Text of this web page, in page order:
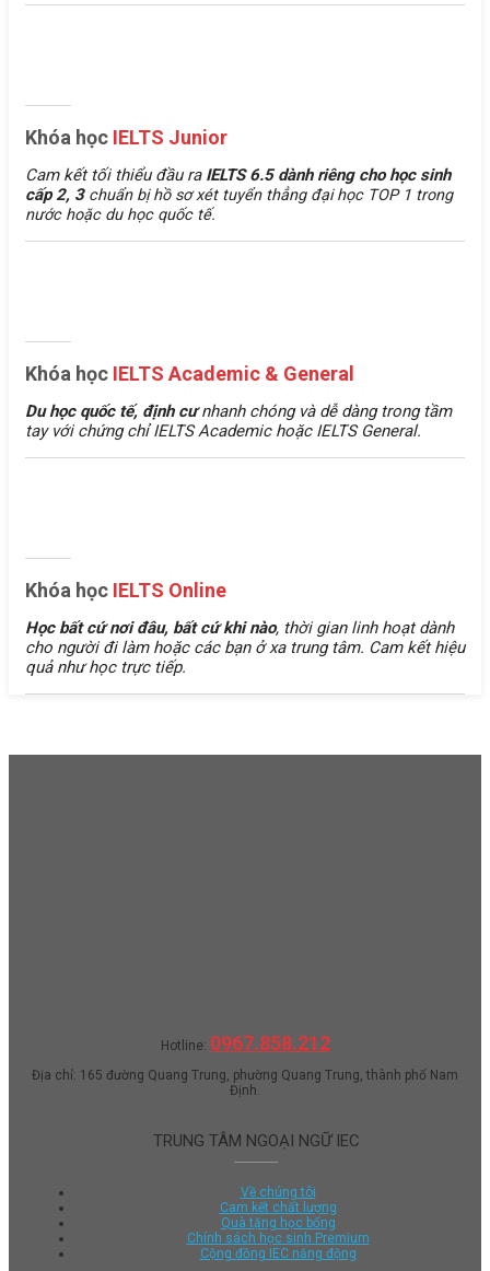
Khóa học IELTS Junior
Cam kết tối thiểu đầu raIELTS 6.5 dành riêng cho học sinh
cấp 2, 3 chuẩn bị hồ sơ xét tuyển thẳng đại học TOP 1 trong
nước hoặc du học quốc tế.
Khóa học IELTS Academic & General
Du học quốc tế, định cưnhanh chóng và dễ dàng trong tầm
tay với chứng chỉ IELTS Academic hoặc IELTS General.
Khóa học IELTS Online
Học bất cứ nơi đâu, bất cứ khi nào, thời gian linh hoạt dành
cho người đi làm hoặc các bạn ở xa trung tâm. Cam kết hiệu
quả như học trực tiếp.
Hotline: 0967.858.212
Địa chỉ: 165 đường Quang Trung, phường Quang Trung, thành phố Nam
Định.
TRUNG TÂM NGOẠI NGỮ IEC
Về chúng tôi
Cam kết chất lượng
Quà tặng học bổng
Chính sách học sinh Premium
Cộng đồng IEC năng động